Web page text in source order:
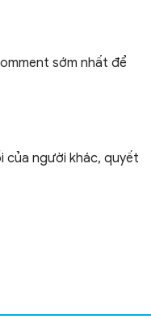
sớm nhất để
của người khác, quyết